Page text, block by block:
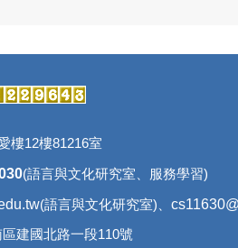
樓12樓81216室
(語言與文化研究室、 服務學
(語言與文化研究室)、
建國北路一段110號